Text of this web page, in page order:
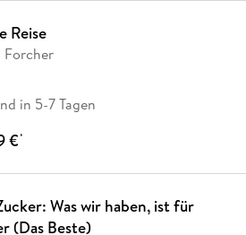
Reise
Forcher
in 5-7 Tagen
€*
Was wir haben, ist für
(Das Beste)